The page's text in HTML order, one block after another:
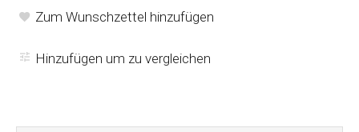
Zum Wunschzettel hinzufügen
Hinzufügen um zu vergleichen